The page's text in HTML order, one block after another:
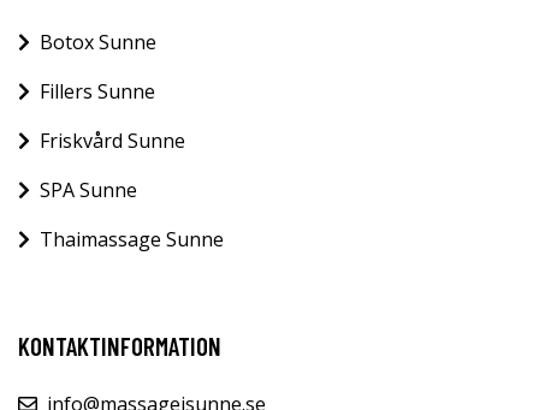
Botox Sunne
Fillers Sunne
Friskvård Sunne
SPA Sunne
Thaimassage Sunne
KONTAKTINFORMATION
info@massageisunne.se